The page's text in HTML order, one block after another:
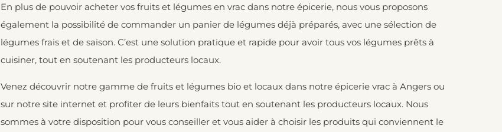
En plus de pouvoir acheter vos fruits et légumes en vrac dans notre épicerie, nous vous proposons
également la possibilité de commander un panier de légumesdéjà préparés, avec une sélection de
légumes frais et de saison. C’est une solution pratique et rapide pour avoir tous vos légumes prêts à
cuisiner, tout en soutenant les producteurs locaux.
Venez découvrir notre gamme de fruits et légumes bio et locaux dans notre épicerie vrac à Angers ou
sur notre site internet et profiter de leurs bienfaits tout en soutenant les producteurs locaux. Nous
sommes à votre disposition pour vous conseiller et vous aider à choisir les produits qui conviennent le